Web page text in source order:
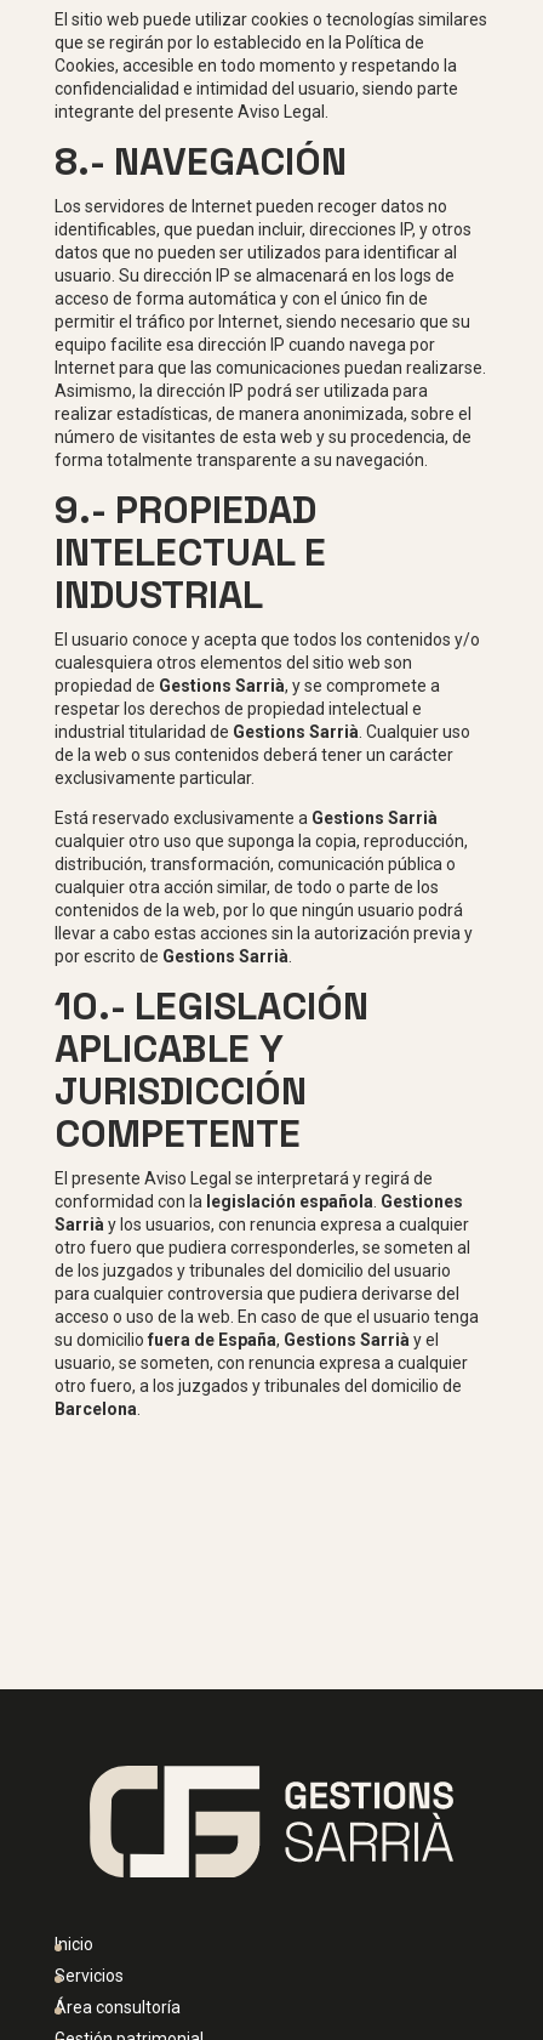
El sitio web puede utilizar cookies o tecnologías similares
que se regirán por lo establecido en la Política de
Cookies, accesible en todo momento y respetando la
confidencialidad e intimidad del usuario, siendo parte
integrante del presente Aviso Legal.
8.- NAVEGACIÓN
Los servidores de Internet pueden recoger datos no
identificables, que puedan incluir, direcciones IP, y otros
datos que no pueden ser utilizados para identificar al
usuario. Su dirección IP se almacenará en los logs de
acceso de forma automática y con el único fin de
permitir el tráfico por Internet, siendo necesario que su
equipo facilite esa dirección IP cuando navega por
Internet para que las comunicaciones puedan realizarse.
Asimismo, la dirección IP podrá ser utilizada para
realizar estadísticas, de manera anonimizada, sobre el
número de visitantes de esta web y su procedencia, de
forma totalmente transparente a su navegación.
9.- PROPIEDAD
INTELECTUAL E
INDUSTRIAL
El usuario conoce y acepta que todos los contenidos y/o
cualesquiera otros elementos del sitio web son
propiedad de Gestions Sarrià, y se compromete a
respetar los derechos de propiedad intelectual e
industrial titularidad de Gestions Sarrià . Cualquier uso
de la web o sus contenidos deberá tener un carácter
exclusivamente particular.
Está reservado exclusivamente a Gestions Sarrià
cualquier otro uso que suponga la copia, reproducción,
distribución, transformación, comunicación pública o
cualquier otra acción similar, de todo o parte de los
contenidos de la web, por lo que ningún usuario podrá
llevar a cabo estas acciones sin la autorización previa y
por escrito de Gestions Sarrià
10.- LEGISLACIÓN
APLICABLE Y
JURISDICCIÓN
COMPETENTE
El presente Aviso Legal se interpretará y regirá de
conformidad con la legislación española Gestiones
Sarrià y los usuarios, con renuncia expresa a cualquier
otro fuero que pudiera corresponderles, se someten al
de los juzgados y tribunales del domicilio del usuario
para cualquier controversia que pudiera derivarse del
acceso o uso de la web. En caso de que el usuario tenga
su domicilio fuera de España, Gestions Sarrià y el
usuario, se someten, con renuncia expresa a cualquier
otro fuero, a los juzgados y tribunales del domicilio de
Barcelona
Inicio
Servicios
Área consultoría